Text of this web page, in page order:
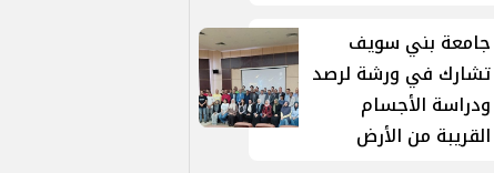
جامعة بني سويف
تشارك في ورشة لرصد
ودراسة الأجسام
القريبة من الأرض